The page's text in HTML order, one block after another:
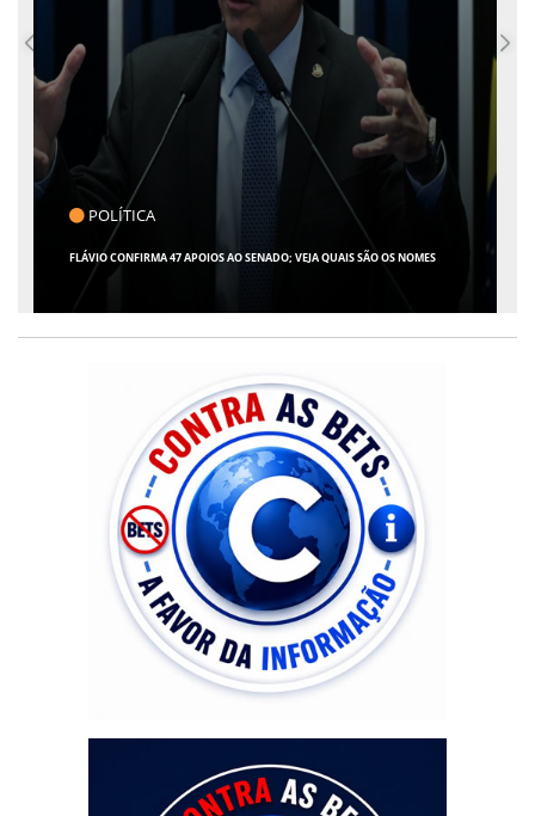
CLICK INDICA
GIRO POR SERGIPE, BRASIL E MUNDO - 07 DE AGOSTO DE 2026